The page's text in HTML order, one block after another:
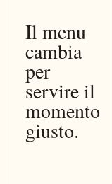
Il menu
cambia
per
servire il
momento
giusto.